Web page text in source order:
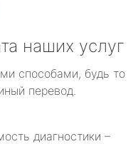
наших услуг
способами, будь то
перевод.
диагностики –